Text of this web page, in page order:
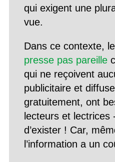
qui exigent une
vue.
Dans ce contexte,
presse pas pareille
qui ne reçoivent
publicitaire et
gratuitement, ont
lecteurs et lectrices
d’exister ! Car,
l’information a un